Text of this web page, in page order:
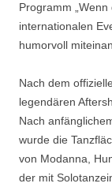
Programm
internationalen
humorvoll
Nach dem
legendären
Nach
wurde die
von Modanna,
der mit